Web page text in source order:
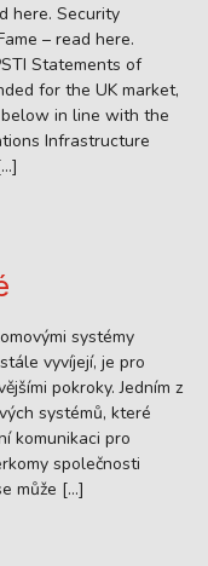
here. Security
– read here.
Statements of
for the UK market,
in line with the
Infrastructure
systémy
vyvíjejí, je pro
pokroky. Jedním z
systémů, které
komunikaci pro
společnosti
může […]